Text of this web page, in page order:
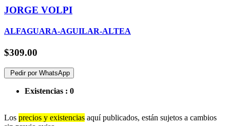
JORGE VOLPI
ALFAGUARA-AGUILAR-ALTEA
$309.00
Pedir por WhatsApp
Existencias : 0
Los precios y existencias aquí publicados, están sujetos a cambios